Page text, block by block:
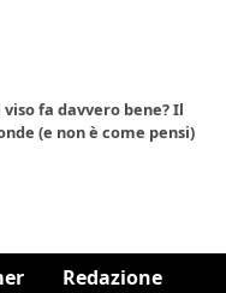
fa davvero bene? Il
(e non è come pensi)
Redazione